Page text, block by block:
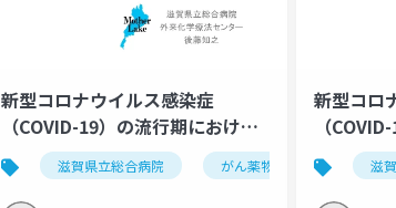
がんゲノム医療 がん遺伝子パネル検査
新型コロナウイルス感染症
（COVID-19）の流行期における
外来化学療法の指針
滋賀県立総合病院 がん薬物療法 化学
新型コロ
（
外来化学
滋